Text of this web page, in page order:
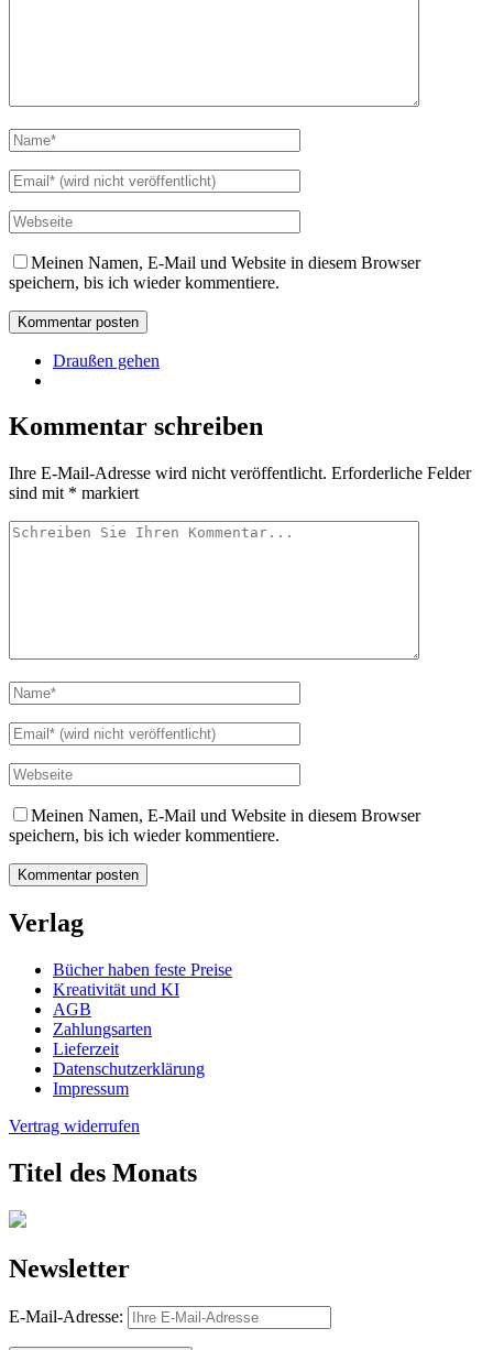
Meinen Namen, E-Mail und Website in diesem Browser
speichern, bis ich wieder kommentiere.
Draußen gehen
Kommentar schreiben
Ihre E-Mail-Adresse wird nicht veröffentlicht. Erforderliche Felder
sind mit * markiert
Meinen Namen, E-Mail und Website in diesem Browser
speichern, bis ich wieder kommentiere.
Verlag
Bücher haben feste Preise
Kreativität und KI
AGB
Zahlungsarten
Lieferzeit
Datenschutzerklärung
Impressum
Vertrag widerrufen
Titel des Monats
Newsletter
E-Mail-Adresse: